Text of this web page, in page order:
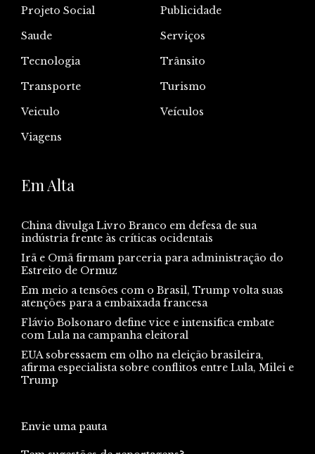
Projeto Social
Publicidade
Saude
Serviços
Tecnologia
Trânsito
Transporte
Turismo
Veiculo
Veículos
Viagens
Em Alta
China divulga Livro Branco em defesa de sua
indústria frente às críticas ocidentais
Irã e Omã firmam parceria para administração do
Estreito de Ormuz
Em meio a tensões com o Brasil, Trump volta suas
atenções para a embaixada francesa
Flávio Bolsonaro define vice e intensifica embate
com Lula na campanha eleitoral
EUA sobressaem em olho na eleição brasileira,
afirma especialista sobre conflitos entre Lula, Milei e
Trump
Envie uma pauta